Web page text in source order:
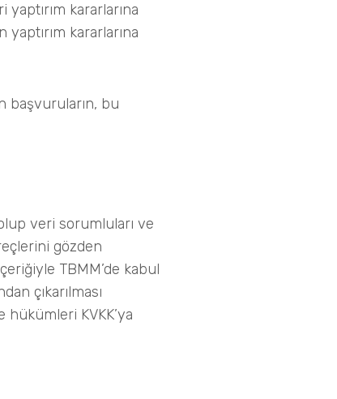
kararlarına
kararlarına
başvuruların, bu
veri sorumluları ve
gözden
TBMM’de kabul
çıkarılması
KVKK’ya